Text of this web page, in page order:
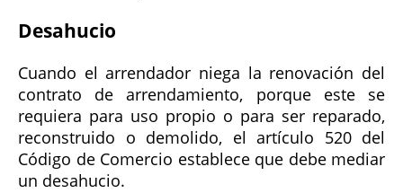
Desahucio
Cuando el arrendador niega la renovación del
contrato de arrendamiento, porque este se
requiera para uso propio o para ser reparado,
reconstruido o demolido, el artículo 520 del
Código de Comercio establece que debe mediar
un desahucio.